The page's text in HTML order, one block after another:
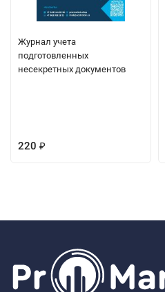
Журнал учета
подготовленных
несекретных документов
220 ₽